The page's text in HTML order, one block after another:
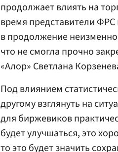
продолжает влиять на
время представители ФРС
в продолжение
что не смогла прочно
«Алор» Светлана
Под влиянием
другому взглянуть на
для биржевиков
будет улучшаться, это
то это будет значить